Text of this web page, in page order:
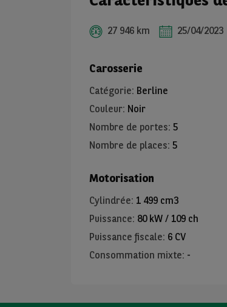
27 946 km 25/04/2023
Carosserie
Catégorie: Berline
Couleur: Noir
Nombre de portes: 5
Nombre de places: 5
Motorisation
Cylindrée: 1 499 cm3
Puissance: 80 kW / 109 ch
Puissance fiscale: 6 CV
Consommation mixte: -